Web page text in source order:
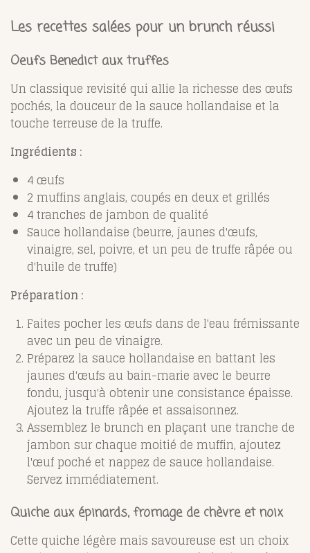
Les recettes salées pour un brunch réussi
Oeufs Benedict aux truffes
Un classique revisité qui allie la richesse des œufs
pochés, la douceur de la sauce hollandaise et la
touche terreuse de la truffe.
Ingrédients :
4 œufs
2 muffins anglais, coupés en deux et grillés
4 tranches de jambon de qualité
Sauce hollandaise (beurre, jaunes d'œufs,
vinaigre, sel, poivre, et un peu de truffe râpée ou
d'huile de truffe)
Préparation :
Faites pocher les œufs dans de l'eau frémissante
avec un peu de vinaigre.
Préparez la sauce hollandaise en battant les
jaunes d'œufs au bain-marie avec le beurre
fondu, jusqu'à obtenir une consistance épaisse.
Ajoutez la truffe râpée et assaisonnez.
Assemblez le brunch en plaçant une tranche de
jambon sur chaque moitié de muffin, ajoutez
l'œuf poché et nappez de sauce hollandaise.
Servez immédiatement.
Quiche aux épinards, fromage de chèvre et noix
Cette quiche légère mais savoureuse est un choix